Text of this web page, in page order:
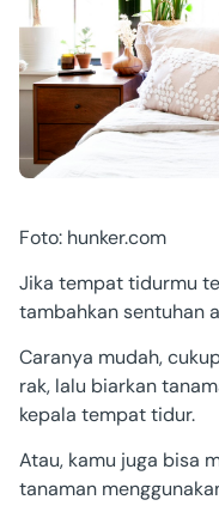
Foto: hunker.com
Jika tempat tidurmu
tambahkan sentuhan
Caranya mudah,
rak, lalu biarkan
kepala tempat tidur.
Atau, kamu juga bisa
tanaman